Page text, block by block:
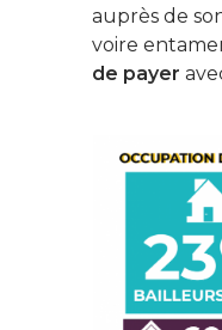
auprès de
voire
de payer